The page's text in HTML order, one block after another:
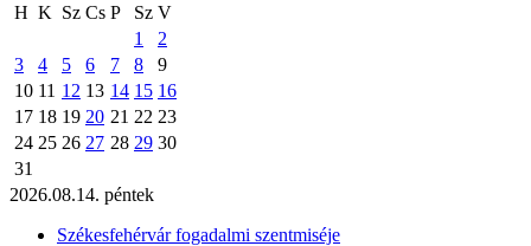
H K Sz Cs P Sz V
1
2
3
4 5 6 7 8
9
10 11 12 13 14 15 16
17 18 19 20 21 22 23
24 25 26 27 28 29 30
31
2026.08.14. péntek
Székesfehérvár fogadalmi szentmiséje